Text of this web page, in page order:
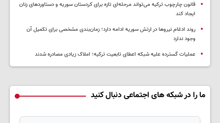
قانون چارچوب ترکیه می‌تواند مرحله‌ای تازه برای کردستان سوریه و دستاوردهای زنان
ایجاد کند
روند ادغام نیروها در ارتش سوریه ادامه دارد؛ زمان‌بندی مشخصی برای تکمیل آن
وجود ندارد
عملیات گسترده علیه شبکه اعطای تابعیت ترکیه؛ املاک زیادی مصادره شدند
ما را در شبکه های اجتماعی دنبال کنید